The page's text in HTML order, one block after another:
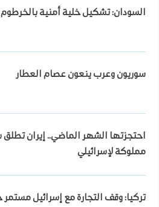
السودان: تشكيل خلية أمنية بالخرطوم
سوريون وعرب ينعون عصام العطار
احتجزتها الشهر الماضي.. إيران
مملوكة لإسرائيلي
تركيا: وقف التجارة مع إسرائيل